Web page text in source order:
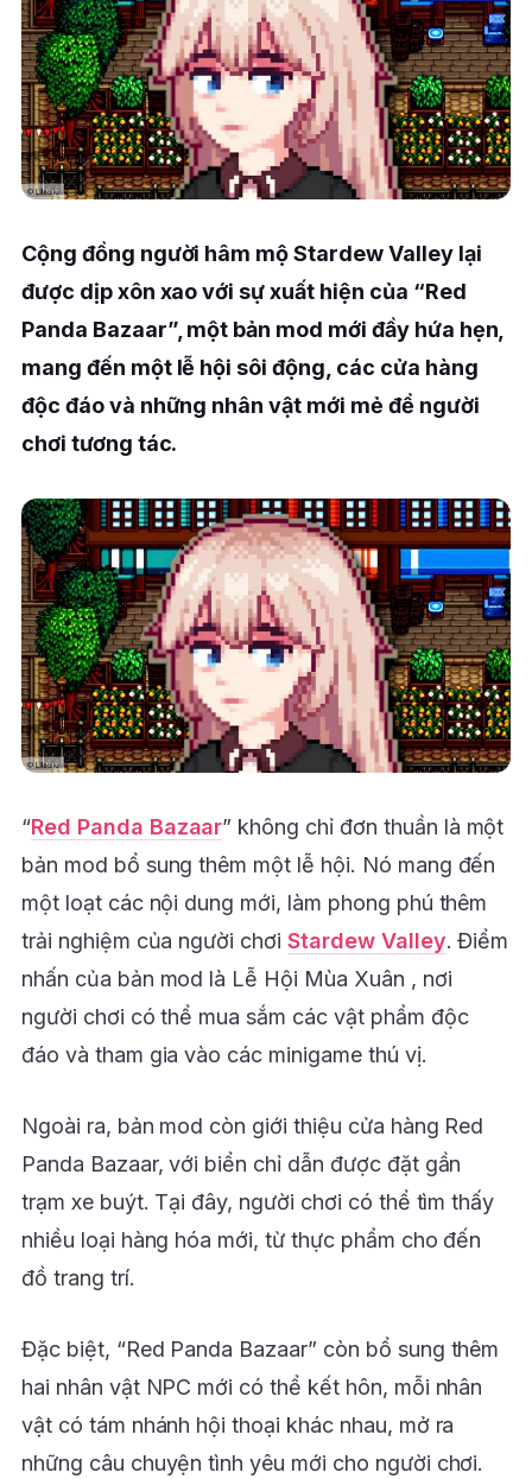
Cộng đồng người hâm mộ Stardew Valley lại
được dịp xôn xao với sự xuất hiện của “Red
Panda Bazaar”, một bản mod mới đầy hứa hẹn,
mang đến một lễ hội sôi động, các cửa hàng
độc đáo và những nhân vật mới mẻ để người
chơi tương tác.
“Red Panda Bazaar” không chỉ đơn thuần là một
bản mod bổ sung thêm một lễ hội. Nó mang đến
một loạt các nội dung mới, làm phong phú thêm
trải nghiệm của người chơiStardew Valley. Điểm
nhấn của bản mod là Lễ Hội Mùa Xuân , nơi
người chơi có thể mua sắm các vật phẩm độc
đáo và tham gia vào các minigame thú vị.
Ngoài ra, bản mod còn giới thiệu cửa hàng Red
Panda Bazaar, với biển chỉ dẫn được đặt gần
trạm xe buýt. Tại đây, người chơi có thể tìm thấy
nhiều loại hàng hóa mới, từ thực phẩm cho đến
đồ trang trí.
Đặc biệt, “Red Panda Bazaar” còn bổ sung thêm
hai nhân vật NPC mới có thể kết hôn, mỗi nhân
vật có tám nhánh hội thoại khác nhau, mở ra
những câu chuyện tình yêu mới cho người chơi.